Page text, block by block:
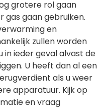
grotere rol gaan
gas gaan gebruiken.
en
zullen worden
in ieder geval alvast de
U heeft dan al een
als u weer
apparatuur. Kijk op
en vraag